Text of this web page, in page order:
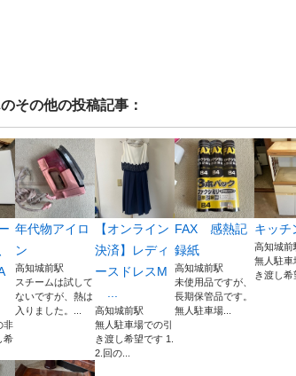
その他の投稿記事：
非
希
年代物アイロ
ン
高知城前駅
スチームは試して
ないですが、熱は
入りました。...
【オンライン
決済】レディ
ースドレスM
高知城前駅
無人駐車場での引
き渡し希望です 1.
2.回の...
FAX 感熱記
録紙
高知城前駅
未使用品ですが、
長期保管品です。
無人駐車場...
キッチ
高知城前
無人駐車
き渡し